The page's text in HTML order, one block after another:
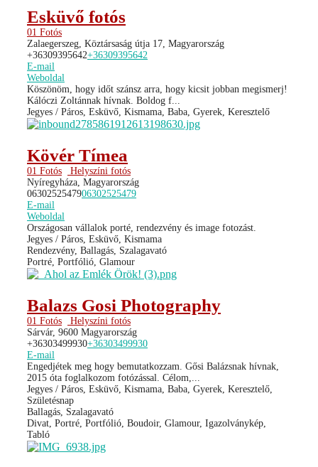
Esküvő fotós
01 Fotós
Zalaegerszeg, Köztársaság útja 17, Magyarország
+36309395642+36309395642
E-mail
Weboldal
Köszönöm, hogy időt szánsz arra, hogy kicsit jobban megismerj!
Kálóczi Zoltánnak hívnak. Boldog f...
Jegyes / Páros, Esküvő, Kismama, Baba, Gyerek, Keresztelő
Kövér Tímea
01 Fotós
Helyszíni fotós
Nyíregyháza, Magyarország
0630252547906302525479
E-mail
Weboldal
Országosan vállalok porté, rendezvény és image fotozást.
Jegyes / Páros, Esküvő, Kismama
Rendezvény, Ballagás, Szalagavató
Portré, Portfólió, Glamour
Balazs Gosi Photography
01 Fotós
Helyszíni fotós
Sárvár, 9600 Magyarország
+36303499930+36303499930
E-mail
Engedjétek meg hogy bemutatkozzam. Gősi Balázsnak hívnak,
2015 óta foglalkozom fotózással. Célom,...
Jegyes / Páros, Esküvő, Kismama, Baba, Gyerek, Keresztelő,
Születésnap
Ballagás, Szalagavató
Divat, Portré, Portfólió, Boudoir, Glamour, Igazolványkép,
Tabló